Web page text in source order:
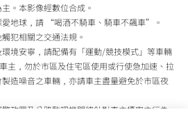
。本影像經數位合成。
地球，請 “喝酒不騎車、騎車不飆車”。
犯相關之交通法規。
境安寧，請配備有「運動/競技模式」等車輛
主，勿於市區及住宅區使用或行使急加速、拉
造噪音之車輛，亦請車主盡量避免於市區夜
政署及公路監理機關將針對車主擾寧之行為
以維護民眾生活安寧。